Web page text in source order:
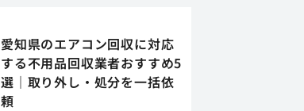
愛知県のエアコン回収に対応
する不用品回収業者おすすめ5
選｜取り外し・処分を一括依
頼